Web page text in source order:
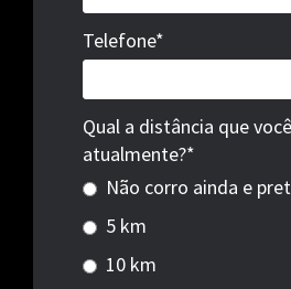
Telefone*
Qual a distância que
atualmente?*
Não corro ainda e
5 km
10 km